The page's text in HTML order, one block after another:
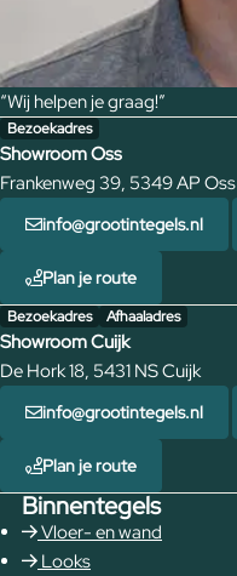
“Wij helpen je graag!”
Bezoekadres
Showroom Oss
Frankenweg 39, 5349 AP Oss
info@grootintegels.nl
Plan je route
Bezoekadres Afhaaladres
Showroom Cuijk
De Hork 18, 5431 NS Cuijk
info@grootintegels.nl
Plan je route
Binnentegels
Vloer- en wand
Looks